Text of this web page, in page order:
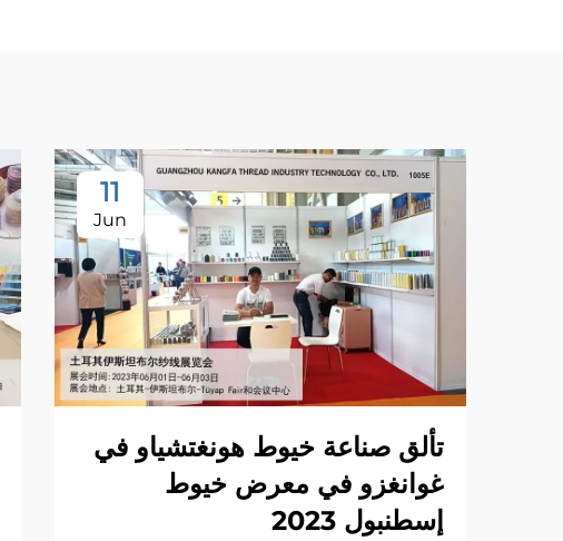
11
Jun
تألق صناعة خيوط هونغتشياو في
غوانغزو في معرض خيوط
إسطنبول 2023